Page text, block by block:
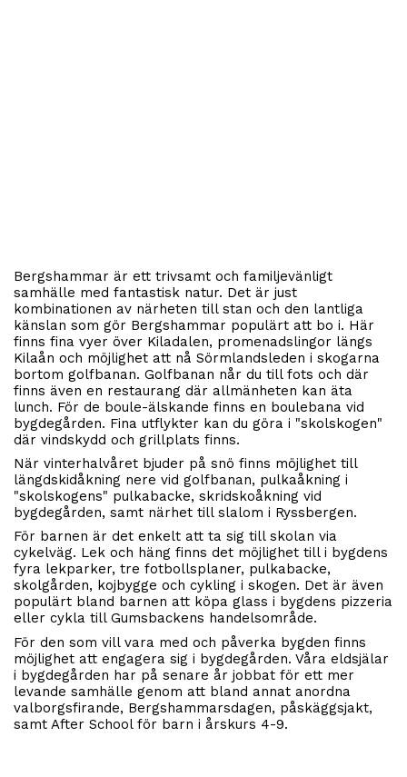
Bergshammar är ett trivsamt och familjevänligt
samhälle med fantastisk natur. Det är just
kombinationen av närheten till stan och den lantliga
känslan som gör Bergshammar populärt att bo i. Här
finns fina vyer över Kiladalen, promenadslingor längs
Kilaån och möjlighet att nå Sörmlandsleden i skogarna
bortom golfbanan. Golfbanan når du till fots och där
finns även en restaurang där allmänheten kan äta
lunch. För de boule-älskande finns en boulebana vid
bygdegården. Fina utflykter kan du göra i "skolskogen"
där vindskydd och grillplats finns.
När vinterhalvåret bjuder på snö finns möjlighet till
längdskidåkning nere vid golfbanan, pulkaåkning i
"skolskogens" pulkabacke, skridskoåkning vid
bygdegården, samt närhet till slalom i Ryssbergen.
För barnen är det enkelt att ta sig till skolan via
cykelväg. Lek och häng finns det möjlighet till i bygdens
fyra lekparker, tre fotbollsplaner, pulkabacke,
skolgården, kojbygge och cykling i skogen. Det är även
populärt bland barnen att köpa glass i bygdens pizzeria
eller cykla till Gumsbackens handelsområde.
För den som vill vara med och påverka bygden finns
möjlighet att engagera sig i bygdegården. Våra eldsjälar
i bygdegården har på senare år jobbat för ett mer
levande samhälle genom att bland annat anordna
valborgsfirande, Bergshammarsdagen, påskäggsjakt,
samt After School för barn i årskurs 4-9.